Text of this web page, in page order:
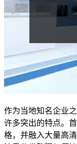
作为当地知名企业
许多突出的特点。
格，并融入大量高